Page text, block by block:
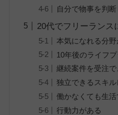
自分で物事を判
20代でフリーランス
本気になれる分野
10年後のライフ
継続案件を受注
独立できるスキ
働かなくても生
行動力がある